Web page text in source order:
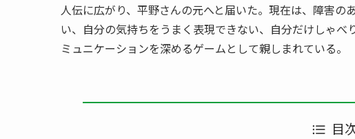
人伝に広がり、平野さんの元へと届いた。現在は、障害
い、自分の気持ちをうまく表現できない、自分だけしゃ
ミュニケーションを深めるゲームとして親しまれている。
目